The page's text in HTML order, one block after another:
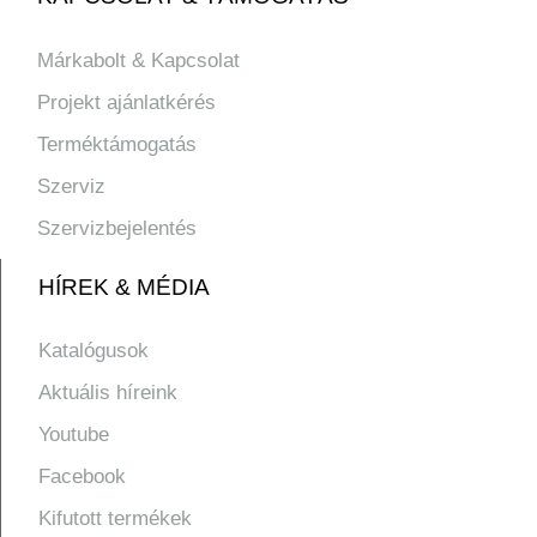
Márkabolt & Kapcsolat
Projekt ajánlatkérés
Terméktámogatás
Szerviz
Szervizbejelentés
HÍREK & MÉDIA
Katalógusok
Aktuális híreink
Youtube
Facebook
Kifutott termékek